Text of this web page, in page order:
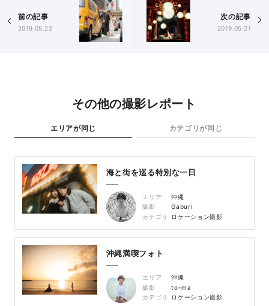
前の記事
2019.05.22
次の記事
2019.05.21
その他の撮影レポート
エリアが同じ カテゴリが同じ
海と街を巡る特別な一日
エリア
沖縄
撮影
Gaburi
カテゴリ
ロケーション撮影
沖縄満喫フォト
エリア
沖縄
撮影
to-ma
カテゴリ
ロケーション撮影